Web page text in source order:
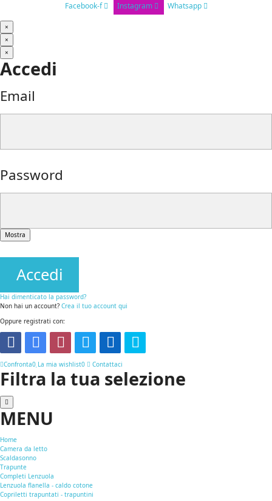
Facebook-f
Instagram Whatsapp
×
×
×
Accedi
Email
Password
Mostra
Accedi
Hai dimenticato la password?
Non hai un account? Crea il tuo account qui
Oppure registrati con:
Confronta0 La mia wishlist0 Contattaci
Filtra la tua selezione
MENU
Home
Camera da letto
Scaldasonno
Trapunte
Completi Lenzuola
Lenzuola flanella - caldo cotone
Copriletti trapuntati - trapuntini